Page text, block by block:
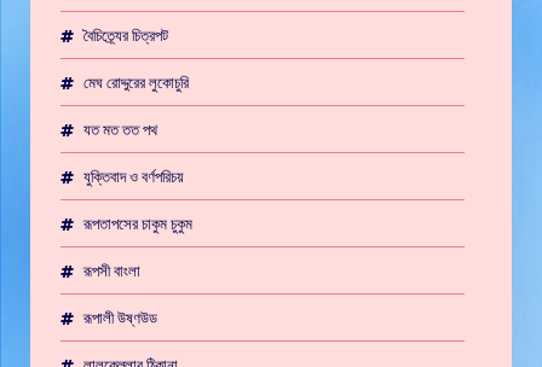
বৈচিত্র্যের চিত্রপট
মেঘ রোদ্দুরের লুকোচুরি
যত মত তত পথ
যুক্তিবাদ ও বর্ণপরিচয়
রূপতাপসের চাকুম চুকুম
রূপসী বাংলা
রূপালী উষ্ণউড